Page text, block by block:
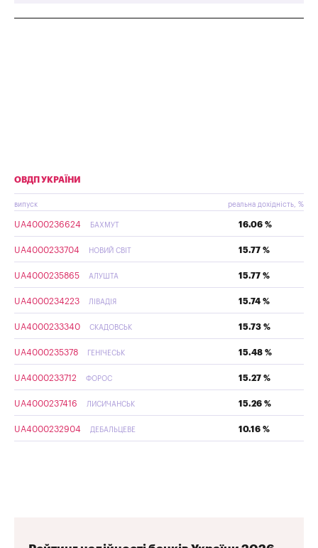
ОВДП УКРАЇНИ
випуск реальна дохідність, %
UA4000236624 БАХМУТ 16.06 %
UA4000233704 НОВИЙ СВІТ 15.77 %
UA4000235865 АЛУШТА 15.77 %
UA4000234223 ЛІВАДІЯ 15.74 %
UA4000233340 СКАДОВСЬК 15.73 %
UA4000235378 ГЕНІЧЕСЬК 15.48 %
UA4000233712 ФОРОС 15.27 %
UA4000237416 ЛИСИЧАНСЬК 15.26 %
UA4000232904 ДЕБАЛЬЦЕВЕ 10.16 %